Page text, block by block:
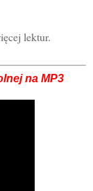
lektur.
na MP3